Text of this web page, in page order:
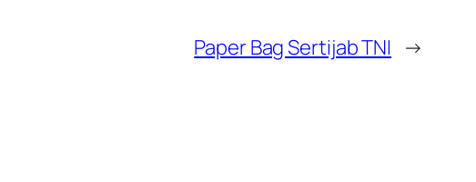
Paper Bag Sertijab TNI →